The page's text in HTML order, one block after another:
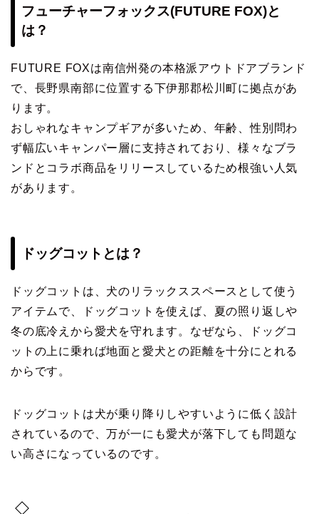
フューチャーフォックス(FUTURE FOX)と
は？
FUTURE FOXは南信州発の本格派アウトドアブランド
で、長野県南部に位置する下伊那郡松川町に拠点があ
ります。
おしゃれなキャンプギアが多いため、年齢、性別問わ
ず幅広いキャンパー層に支持されており、様々なブラ
ンドとコラボ商品をリリースしているため根強い人気
があります。
ドッグコットとは？
ドッグコットは、犬のリラックススペースとして使う
アイテムで、ドッグコットを使えば、夏の照り返しや
冬の底冷えから愛犬を守れます。なぜなら、ドッグコ
ットの上に乗れば地面と愛犬との距離を十分にとれる
からです。
ドッグコットは犬が乗り降りしやすいように低く設計
されているので、万が一にも愛犬が落下しても問題な
い高さになっているのです。